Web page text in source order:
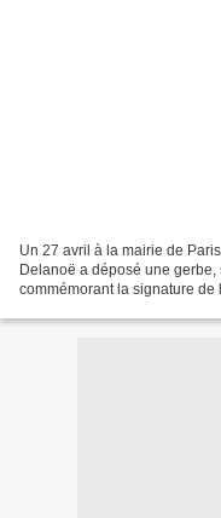
Un 27 avril à la mairie de
Delanoë a déposé une
commémorant la signature